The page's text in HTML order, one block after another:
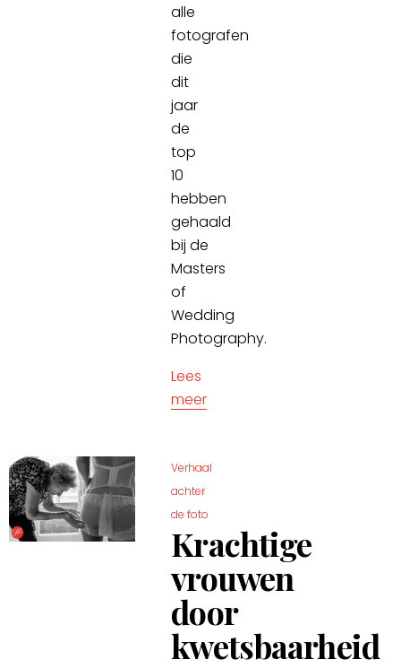
alle
fotografen
die
dit
jaar
de
top
10
hebben
gehaald
bij de
Masters
of
Wedding
Photography.
Lees
meer
Verhaal
achter
de foto
Krachtige
vrouwen
door
kwetsbaarheid